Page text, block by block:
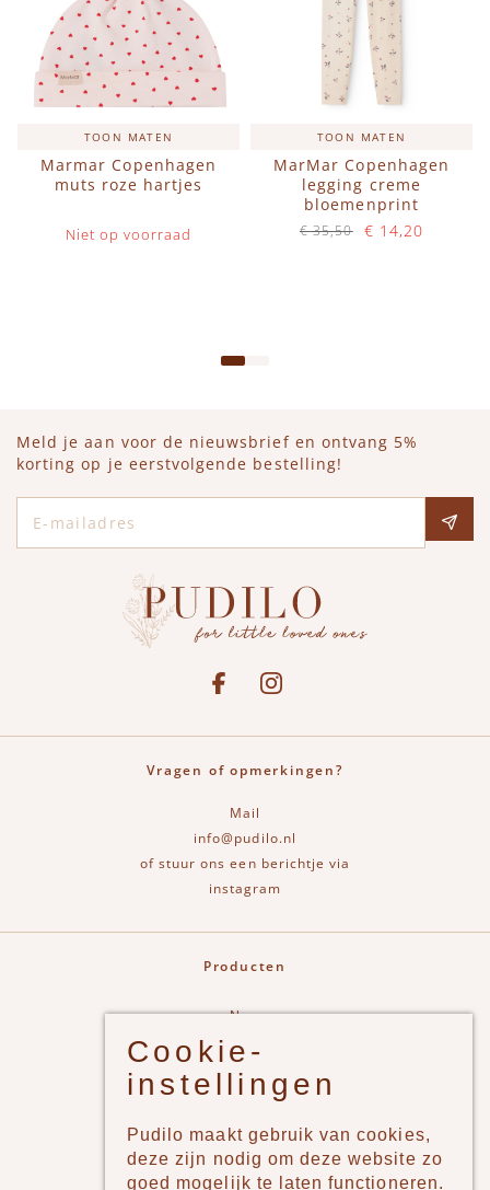
TOON MATEN
Marmar Copenhagen
muts roze hartjes
Niet op voorraad
TOON MATEN
MarMar Copenhagen
legging creme
bloemenprint
€ 14,20
€ 35,50
Meld je aan voor de nieuwsbrief en ontvang 5%
korting op je eerstvolgende bestelling!
See our FacebookBekijk onze Instagram pagina
Vragen of opmerkingen?
Mail
info@pudilo.nl
of stuur ons een berichtje via
instagram
Producten
New
Jongens
Meisjes
Merken
Cookie-
instellingen
Pudilo maakt gebruik van cookies,
deze zijn nodig om deze website zo
goed mogelijk te laten functioneren.